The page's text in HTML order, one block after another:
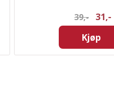
39,-
31,-
Kjøp